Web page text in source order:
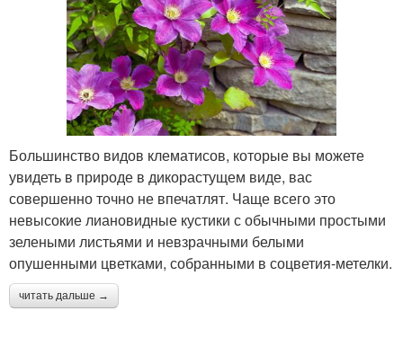
Большинство видов клематисов, которые вы можете
увидеть в природе в дикорастущем виде, вас
совершенно точно не впечатлят. Чаще всего это
невысокие лиановидные кустики с обычными простыми
зелеными листьями и невзрачными белыми
опушенными цветками, собранными в соцветия-метелки.
читать дальше →